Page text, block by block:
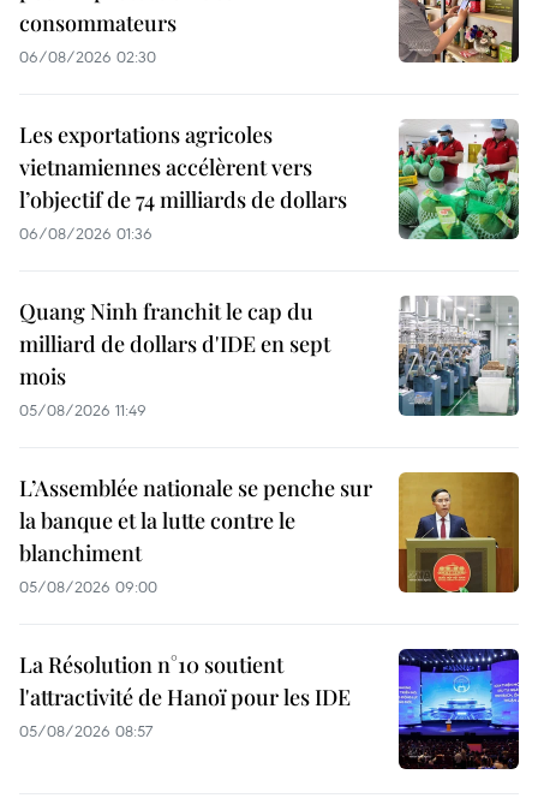
consommateurs
06/08/2026 02:30
Les exportations agricoles
vietnamiennes accélèrent vers
l’objectif de 74 milliards de dollars
06/08/2026 01:36
Quang Ninh franchit le cap du
milliard de dollars d'IDE en sept
mois
05/08/2026 11:49
L’Assemblée nationale se penche sur
la banque et la lutte contre le
blanchiment
05/08/2026 09:00
La Résolution n°10 soutient
l'attractivité de Hanoï pour les IDE
05/08/2026 08:57